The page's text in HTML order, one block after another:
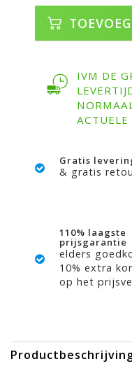
IVM DE
ACTUELE
Gratis
& gratis
110% laagste
prijsgarantie
elders
10% extra
op het